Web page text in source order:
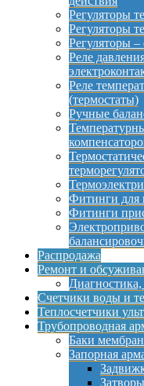
Регуляторы
Регуляторы
Регуляторы –
Реле
Реле
(термостаты)
Ручные
Фитинги для
Фитинги
Распродажа
Ремонт и
Диагностика,
Счетчики воды и
Теплосчетчики
Трубопроводная
Баки
Запорная